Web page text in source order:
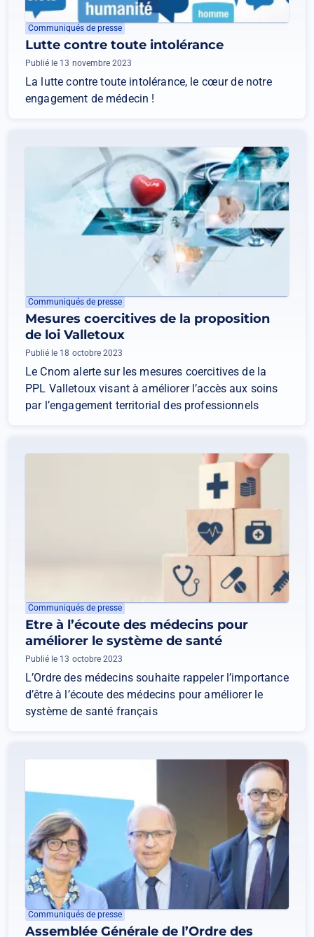
Communiqués de presse
Lutte contre toute intolérance
Publié le 13 novembre 2023
La lutte contre toute intolérance, le cœur de notre
engagement de médecin !
Communiqués de presse
Mesures coercitives de la proposition
de loi Valletoux
Publié le 18 octobre 2023
Le Cnom alerte sur les mesures coercitives de la
PPL Valletoux visant à améliorer l’accès aux soins
par l’engagement territorial des professionnels
Communiqués de presse
Etre à l’écoute des médecins pour
améliorer le système de santé
Publié le 13 octobre 2023
L’Ordre des médecins souhaite rappeler l’importance
d’être à l’écoute des médecins pour améliorer le
système de santé français
Communiqués de presse
Assemblée Générale de l’Ordre des